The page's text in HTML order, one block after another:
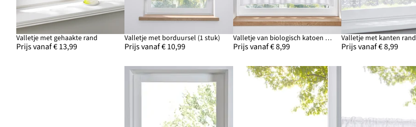
Valletje met gehaakte rand
Prijs vanaf € 13,99
Valletje met borduursel (1 stuk)
Prijs vanaf € 10,99
Valletje van biologisch katoen met kantrandje
Prijs vanaf € 8,99
Valletje met kanten rand
Prijs vanaf € 8,99